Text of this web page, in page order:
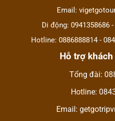
Email:
Di động: 0941358686
Hotline: 0886888814 -
Hỗ trợ
Tổng đài:
Hotline:
Email: